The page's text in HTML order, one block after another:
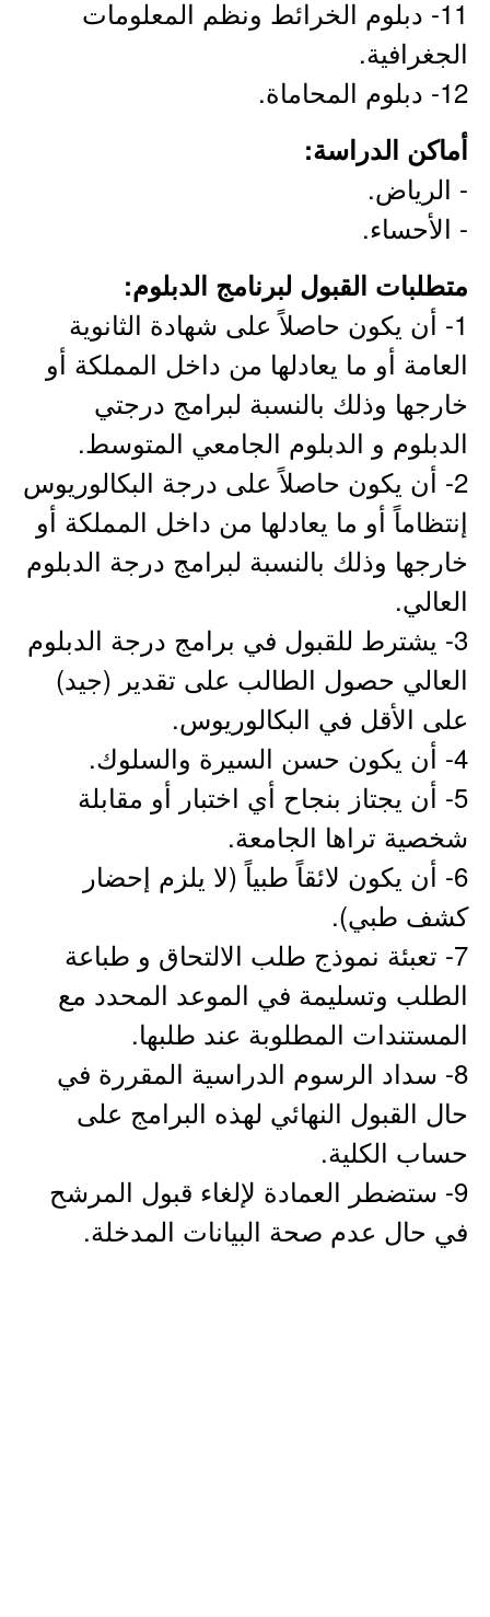
11- دبلوم الخرائط ونظم المعلومات
الجغرافية.
12- دبلوم المحاماة.
أماكن الدراسة:
- الرياض.
- الأحساء.
متطلبات القبول لبرنامج الدبلوم:
1- أن يكون حاصلاً على شهادة الثانوية
العامة أو ما يعادلها من داخل المملكة أو
خارجها وذلك بالنسبة لبرامج درجتي
الدبلوم و الدبلوم الجامعي المتوسط.
2- أن يكون حاصلاً على درجة البكالوريوس
إنتظاماً أو ما يعادلها من داخل المملكة أو
خارجها وذلك بالنسبة لبرامج درجة الدبلوم
العالي.
3- يشترط للقبول في برامج درجة الدبلوم
العالي حصول الطالب على تقدير (جيد)
على الأقل في البكالوريوس.
4- أن يكون حسن السيرة والسلوك.
5- أن يجتاز بنجاح أي اختبار أو مقابلة
شخصية تراها الجامعة.
6- أن يكون لائقاً طبياً (لا يلزم إحضار
كشف طبي).
7- تعبئة نموذج طلب الالتحاق و طباعة
الطلب وتسليمة في الموعد المحدد مع
المستندات المطلوبة عند طلبها.
8- سداد الرسوم الدراسية المقررة في
حال القبول النهائي لهذه البرامج على
حساب الكلية.
9- ستضطر العمادة لإلغاء قبول المرشح
في حال عدم صحة البيانات المدخلة.